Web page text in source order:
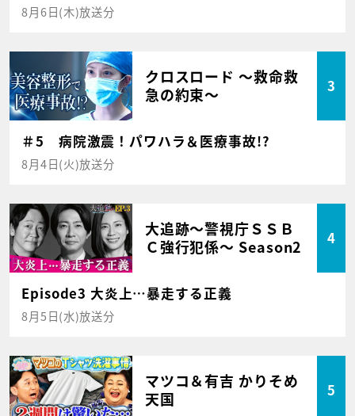
8月6日(木)放送分
クロスロード ～救命救
急の約束～
3
＃5 病院激震！パワハラ＆医療事故!?
8月4日(火)放送分
大追跡～警視庁ＳＳＢ
Ｃ強行犯係～ Season2
4
Episode3 大炎上…暴走する正義
8月5日(水)放送分
マツコ＆有吉 かりそめ
天国
5